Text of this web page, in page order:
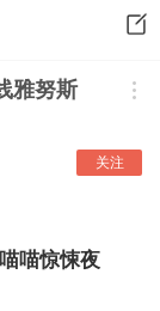
雅努斯
关注
喵惊悚夜